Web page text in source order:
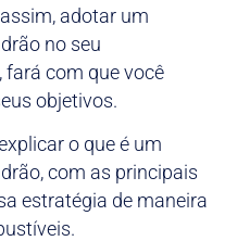
adotar um
no seu
fará com que você
objetivos.
o que é um
com as principais
estratégia de maneira